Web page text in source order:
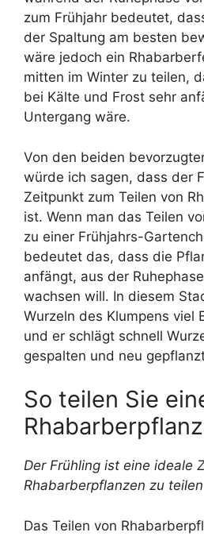
zum Frühjahr bedeutet,
der Spaltung am besten
wäre jedoch ein
mitten im Winter zu teilen,
bei Kälte und Frost sehr
Untergang wäre.
Von den beiden
würde ich sagen, dass der
Zeitpunkt zum Teilen von
ist. Wenn man das Teilen
zu einer Frühjahrs-
bedeutet das, dass die
anfängt, aus der
wachsen will. In diesem
Wurzeln des Klumpens viel
und er schlägt schnell
gespalten und neu
So teilen Sie
Der Frühling ist eine ideale
Rhabarberpflanzen zu teilen
Das Teilen von